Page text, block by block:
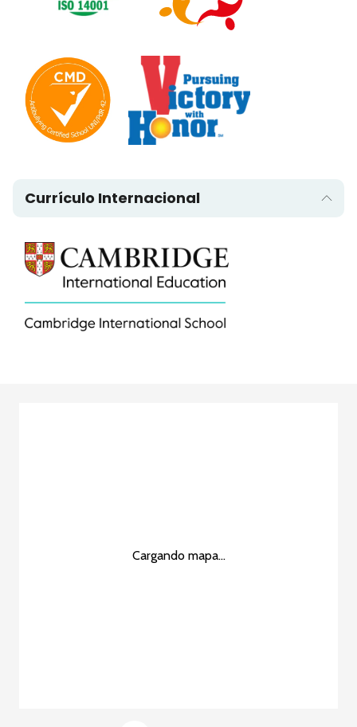
Currículo Internacional
Cargando mapa...